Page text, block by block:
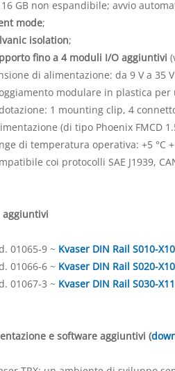
GB non espandibile; avvio
mode;
isolation;
fino a 4 moduli I/O aggiuntivi
di alimentazione: da 9 V a 35
modulare in plastica
1 mounting clip, 4
(di tipo Phoenix FMCD
di temperatura operativa: +5 °C +
coi protocolli SAE J1939,
01065-9 ~ Kvaser DIN Rail S010-
01066-6 ~ Kvaser DIN Rail S020-
01067-3 ~ Kvaser DIN Rail S030-
e software aggiuntivi (